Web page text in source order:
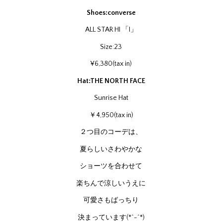
Shoes:converse
ALL STAR HI 「I」
Size:23
¥6,380(tax in)
Hat:THE NORTH FACE
Sunrise Hat
￥4,950(tax in)
２つ目のコーデは、
夏らしいさわやかな
ショーツを合わせて
楽ちんで涼しいうえに
可愛さもばっちり
決まっています(*^-^*)